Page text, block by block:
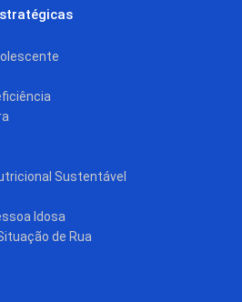
Sustentável
Idosa
de Rua